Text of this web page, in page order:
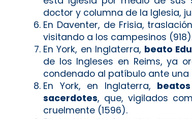
doctor y columna de la Iglesia,
En Daventer, de Frisia,
visitando a los campesinos
En York, en Inglaterra, beato
de los Ingleses en Reims, ya
condenado al patíbulo ante
En York, en Inglaterra,
sacerdotes, que, vigilados
cruelmente (1596).